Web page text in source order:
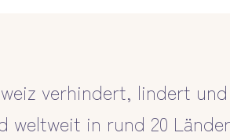
verhindert, lindert
weltweit in rund 20